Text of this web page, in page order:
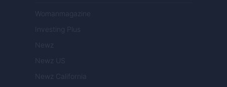
Womanmagazine
Investing Plus
Newz
Newz US
Newz California